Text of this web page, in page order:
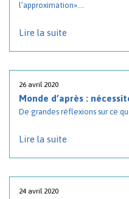
l’approximation»....
Lire la suite
26 avril 2020
Monde d’après :
De grandes réflexions sur ce
Lire la suite
24 avril 2020